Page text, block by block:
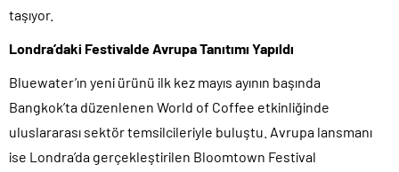
taşıyor.
Londra’daki Festivalde Avrupa Tanıtımı Yapıldı
Bluewater’ın yeni ürünü ilk kez mayıs ayının başında
Bangkok’ta düzenlenen World of Coffee etkinliğinde
uluslararası sektör temsilcileriyle buluştu. Avrupa lansmanı
ise Londra’da gerçekleştirilen Bloomtown Festival